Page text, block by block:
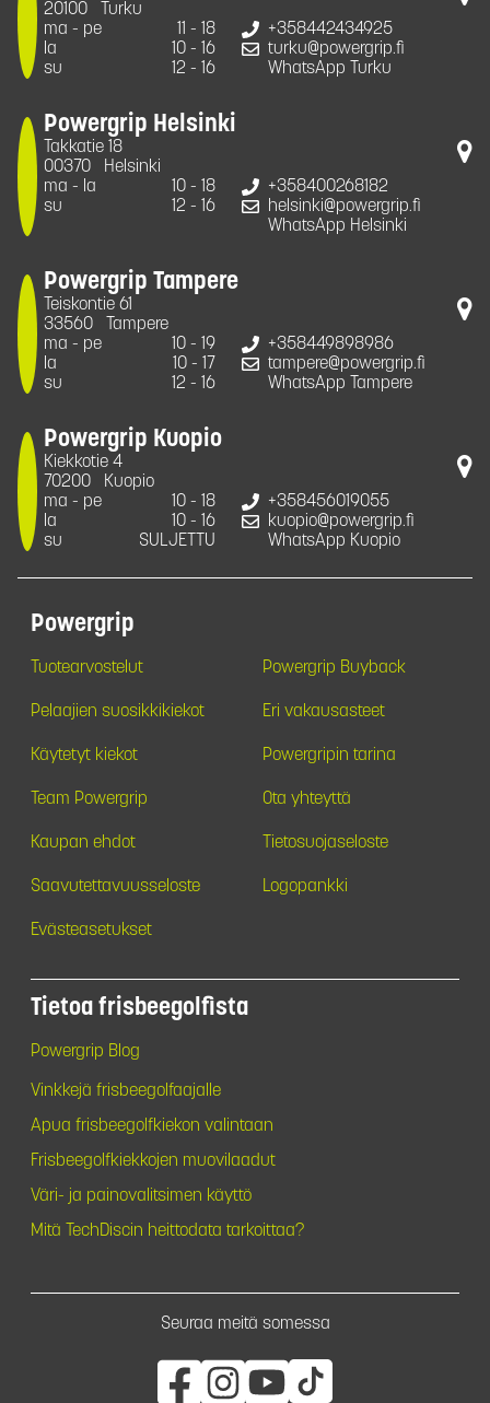
20100
Turku
ma - pe
11 - 18
la
10 - 16
su
12 - 16
+358442434925
turku@powergrip.fi
WhatsApp Turku
Powergrip Helsinki
Takkatie 18
00370
Helsinki
ma - la
10 - 18
su
12 - 16
+358400268182
helsinki@powergrip.fi
WhatsApp Helsinki
Powergrip Tampere
Teiskontie 61
33560
Tampere
ma - pe
10 - 19
la
10 - 17
su
12 - 16
+358449898986
tampere@powergrip.fi
WhatsApp Tampere
Powergrip Kuopio
Kiekkotie 4
70200
Kuopio
ma - pe
10 - 18
la
10 - 16
su
SULJETTU
+358456019055
kuopio@powergrip.fi
WhatsApp Kuopio
Powergrip
Tuotearvostelut Powergrip Buyback
Pelaajien suosikkikiekot Eri vakausasteet
Käytetyt kiekot Powergripin tarina
Team Powergrip Ota yhteyttä
Kaupan ehdot Tietosuojaseloste
Saavutettavuusseloste Logopankki
Evästeasetukset
Tietoa frisbeegolfista
Powergrip Blog
Vinkkejä frisbeegolfaajalle
Apua frisbeegolfkiekon valintaan
Frisbeegolfkiekkojen muovilaadut
Väri- ja painovalitsimen käyttö
Mitä TechDiscin heittodata tarkoittaa?
Seuraa meitä somessa